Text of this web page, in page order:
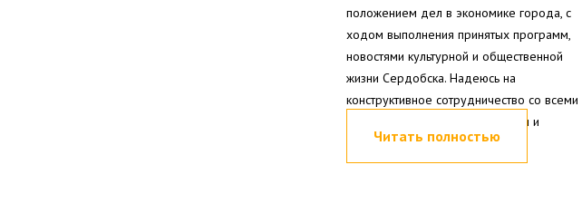
положением дел в экономике города, с
ходом выполнения принятых программ,
новостями культурной и общественной
жизни Сердобска. Надеюсь на
конструктивное сотрудничество со всеми
заинтересованными гражданами и
организациями нашего города.
Читать полностью